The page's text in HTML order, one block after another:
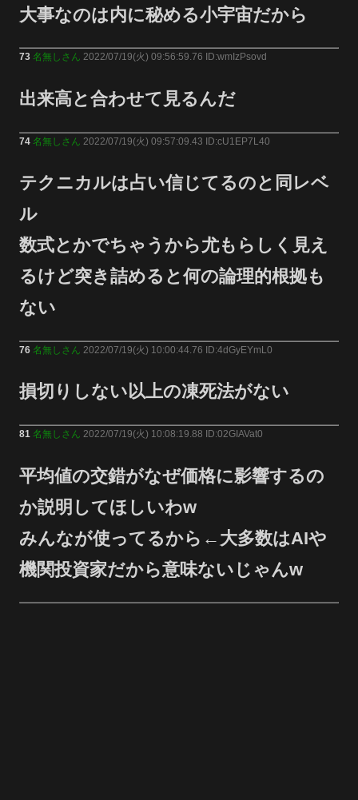
大事なのは内に秘める小宇宙だから
73 名無しさん 2022/07/19(火) 09:56:59.76 ID:wmIzPsovd
出来高と合わせて見るんだ
74 名無しさん 2022/07/19(火) 09:57:09.43 ID:cU1EP7L40
テクニカルは占い信じてるのと同レベ
ル
数式とかでちゃうから尤もらしく見え
るけど突き詰めると何の論理的根拠も
ない
76 名無しさん 2022/07/19(火) 10:00:44.76 ID:4dGyEYmL0
損切りしない以上の凍死法がない
81 名無しさん 2022/07/19(火) 10:08:19.88 ID:02GIAVat0
平均値の交錯がなぜ価格に影響するの
か説明してほしいわw
みんなが使ってるから←大多数はAIや
機関投資家だから意味ないじゃんw